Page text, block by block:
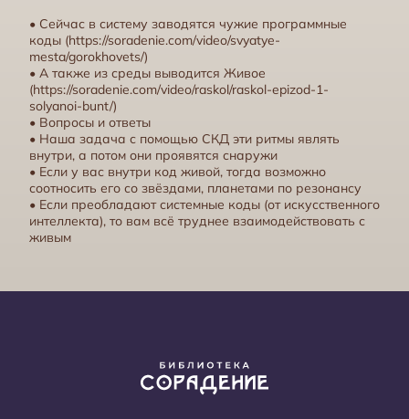
• Сейчас в систему заводятся чужие программные
коды (https://soradenie.com/video/svyatye-
mesta/gorokhovets/)
• А также из среды выводится Живое
(https://soradenie.com/video/raskol/raskol-epizod-1-
solyanoi-bunt/)
• Вопросы и ответы
• Наша задача с помощью СКД эти ритмы являть
внутри, а потом они проявятся снаружи
• Если у вас внутри код живой, тогда возможно
соотносить его со звёздами, планетами по резонансу
• Если преобладают системные коды (от искусственного
интеллекта), то вам всё труднее взаимодействовать с
живым
Сердце как физический орган